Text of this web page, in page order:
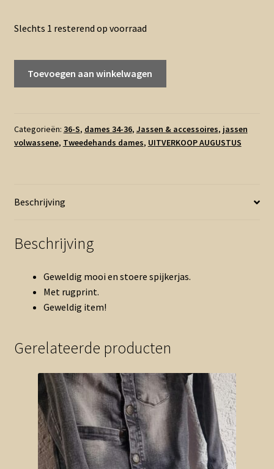
was:
€45.00.
is:
€22.50.
Slechts 1 resterend op voorraad
Label
jeansjack
Toevoegen aan winkelwagen
Categorieën: 36-S, dames 34-36, Jassen & accessoires, jassen
volwassene, Tweedehands dames, UITVERKOOP AUGUSTUS
Beschrijving
Beschrijving
Geweldig mooi en stoere spijkerjas.
Met rugprint.
Geweldig item!
Gerelateerde producten